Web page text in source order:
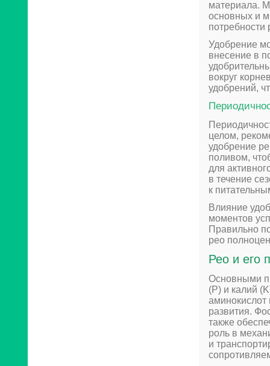
материала.
основных и
потребности
Удобрение
внесение в
вокруг
удобрений,
целом,
удобрение
поливом,
для
в течение
к
Влияние
моментов
Правильно
рео
Рео и его
Основными
(P) и калий
аминокислот
развития.
также
роль в
и